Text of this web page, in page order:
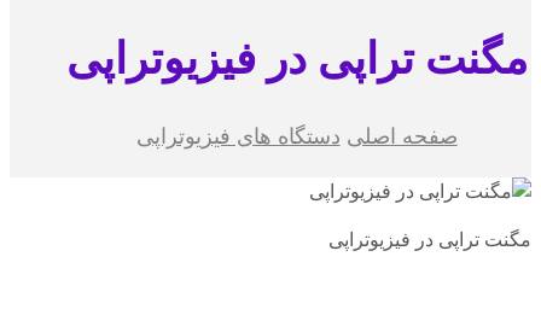
مگنت تراپی در فیزیوتراپی
صفحه اصلی دستگاه های فیزیوتراپی
مگنت تراپی در فیزیوتراپی